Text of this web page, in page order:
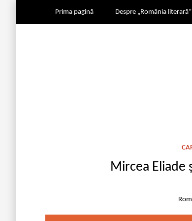
Prima pagină Despre „România literară”
Mircea Eliade